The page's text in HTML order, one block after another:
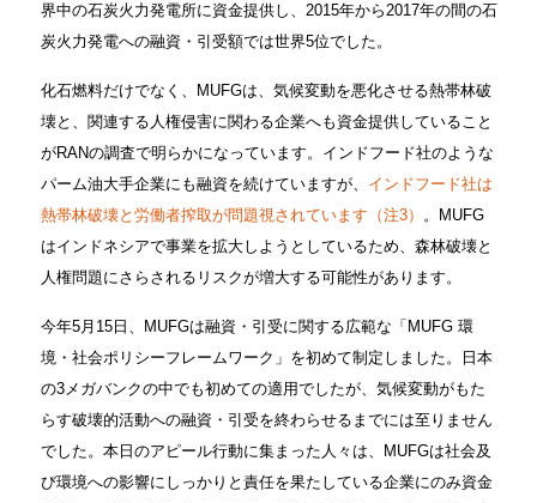
界中の石炭火力発電所に資金提供し、2015年から2017年の間の石
炭火力発電への融資・引受額では世界5位でした。
化石燃料だけでなく、MUFGは、気候変動を悪化させる熱帯林破
壊と、関連する人権侵害に関わる企業へも資金提供していること
がRANの調査で明らかになっています。インドフード社のような
パーム油大手企業にも融資を続けていますが、 インドフード社は
熱帯林破壊と労働者搾取が問題視されています（注3） 。MUFG
はインドネシアで事業を拡大しようとしているため、森林破壊と
人権問題にさらされるリスクが増大する可能性があります。
今年5月15日、MUFGは融資・引受に関する広範な「MUFG 環
境・社会ポリシーフレームワーク」を初めて制定しました。日本
の3メガバンクの中でも初めての適用でしたが、気候変動がもた
らす破壊的活動への融資・引受を終わらせるまでには至りません
でした。本日のアピール行動に集まった人々は、MUFGは社会及
び環境への影響にしっかりと責任を果たしている企業にのみ資金